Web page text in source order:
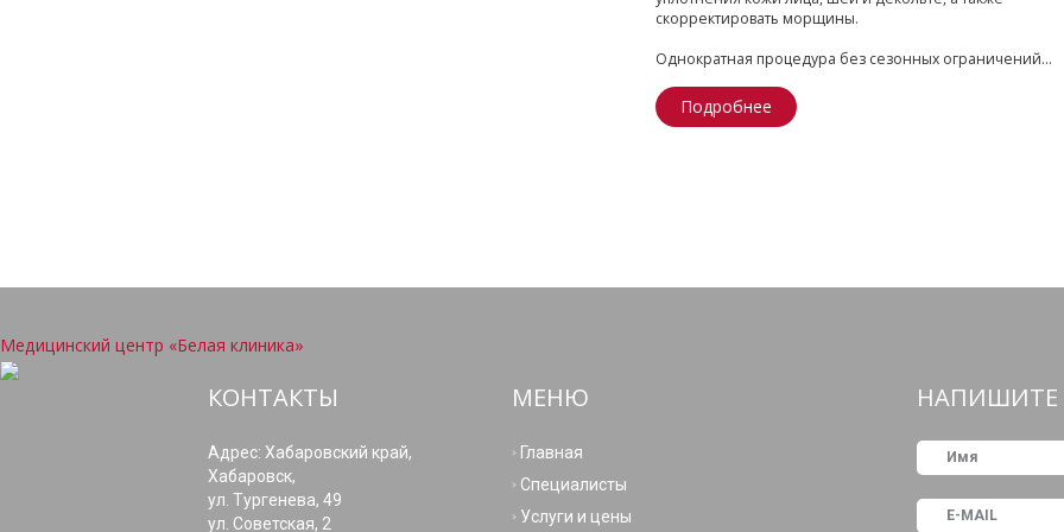
скорректировать морщины.
Однократная процедура без сезонных ограничений...
Подробнее
Медицинский центр «Белая клиника»
НАПИШИТЕ
МЕНЮ
Главная
Специалисты
Услуги и цены
КОНТАКТЫ
Адрес: Хабаровский край,
Хабаровск,
ул. Тургенева, 49
ул. Советская, 2